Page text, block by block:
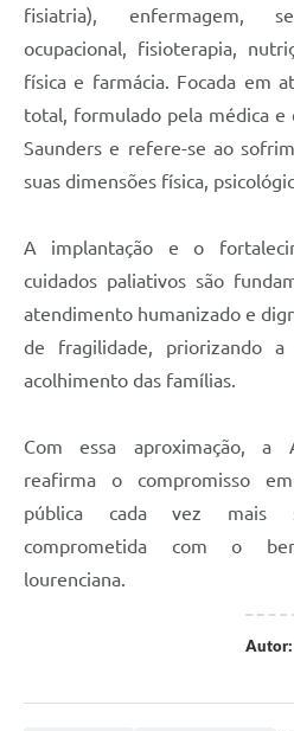
fisiatria), enfermagem,
ocupacional, fisioterapia,
física e farmácia. Focada em
total, formulado pela médica e
Saunders e refere-se ao
suas dimensões física,
A implantação e o
cuidados paliativos são
atendimento humanizado e
de fragilidade, priorizando
acolhimento das famílias.
Com essa aproximação, a
reafirma o compromisso
pública cada vez mais
comprometida com o
lourenciana.
Autor: